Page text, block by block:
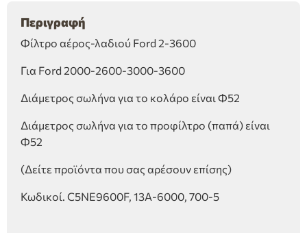
Περιγραφή
Φίλτρο αέρος-λαδιού Ford 2-3600
Για Ford 2000-2600-3000-3600
Διάμετρος σωλήνα για το κολάρο είναι Φ52
Διάμετρος σωλήνα για το προφίλτρο (παπά) είναι
Φ52
(Δείτε προϊόντα που σας αρέσουν επίσης)
Κωδικοί. C5NE9600F, 13Α-6000, 700-5